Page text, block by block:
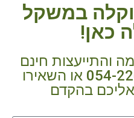
וקלה במשקל
כאן!
והתייעצות חינם
חייגו עכשיו 054-226-3631 או השאירו
בהקדם